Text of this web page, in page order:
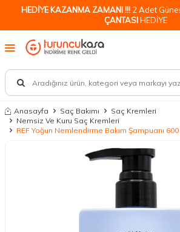
HEDİYE KAZANMA ZAMANI !!! 2 Adet
ÇANTASIHEDİYE
Anasayfa Saç Bakımı
Saç Kremleri
Nemsiz Ve Kuru Saç Kremleri
REF Yoğun Nemlendirme Bakım Şampuanı